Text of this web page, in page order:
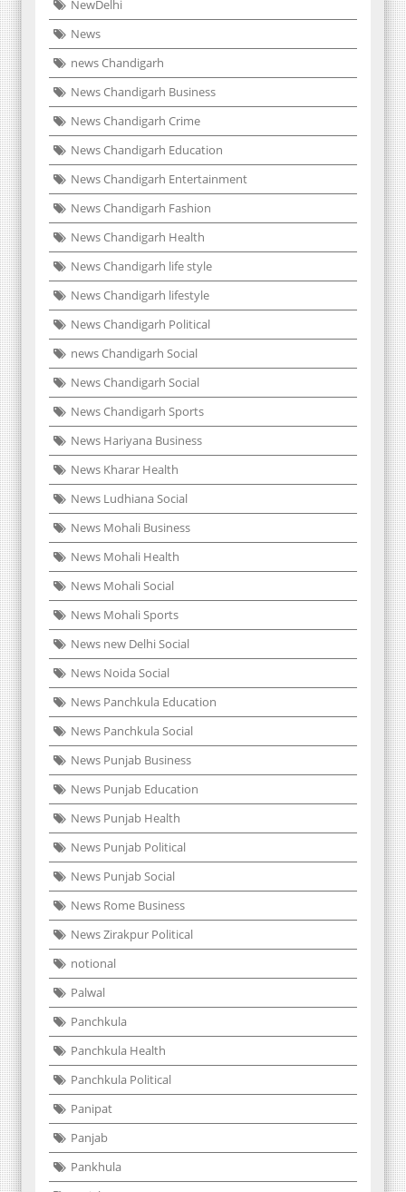
NewDelhi
News
news Chandigarh
News Chandigarh Business
News Chandigarh Crime
News Chandigarh Education
News Chandigarh Entertainment
News Chandigarh Fashion
News Chandigarh Health
News Chandigarh life style
News Chandigarh lifestyle
News Chandigarh Political
news Chandigarh Social
News Chandigarh Social
News Chandigarh Sports
News Hariyana Business
News Kharar Health
News Ludhiana Social
News Mohali Business
News Mohali Health
News Mohali Social
News Mohali Sports
News new Delhi Social
News Noida Social
News Panchkula Education
News Panchkula Social
News Punjab Business
News Punjab Education
News Punjab Health
News Punjab Political
News Punjab Social
News Rome Business
News Zirakpur Political
notional
Palwal
Panchkula
Panchkula Health
Panchkula Political
Panipat
Panjab
Pankhula